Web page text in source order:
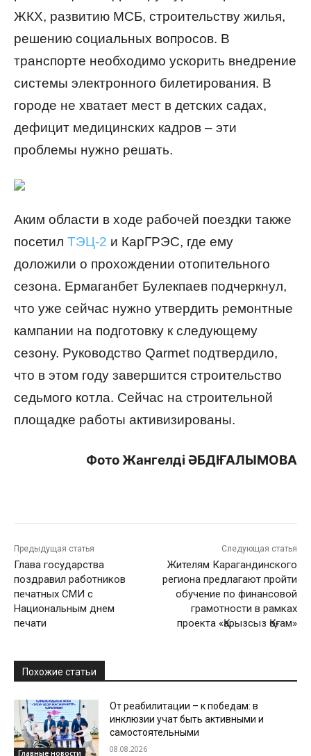
ЖКХ, развитию МСБ, строительству жилья,
решению социальных вопросов. В
транспорте необходимо ускорить внедрение
системы электронного билетирования. В
городе не хватает мест в детских садах,
дефицит медицинских кадров – эти
проблемы нужно решать.
Аким области в ходе рабочей поездки также
посетил ТЭЦ-2 и КарГРЭС, где ему
доложили о прохождении отопительного
сезона. Ермаганбет Булекпаев подчеркнул,
что уже сейчас нужно утвердить ремонтные
кампании на подготовку к следующему
сезону. Руководство Qarmet подтвердило,
что в этом году завершится строительство
седьмого котла. Сейчас на строительной
площадке работы активизированы.
Фото Жангелдi ӘБДІҒАЛЫМОВА
Предыдущая статья
Глава государства
поздравил работников
печатных СМИ с
Национальным днем
печати
Следующая статья
Жителям Карагандинского
региона предлагают пройти
обучение по финансовой
грамотности в рамках
проекта «Қарызсыз Қоғам»
Похожие статьи
Главные новости
От реабилитации – к победам: в
инклюзии учат быть активными и
самостоятельными
08.08.2026